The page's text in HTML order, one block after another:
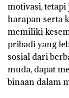
motivasi,
harapan serta
memiliki
pribadi yang
sosial dari
muda, dapat
binaan dalam